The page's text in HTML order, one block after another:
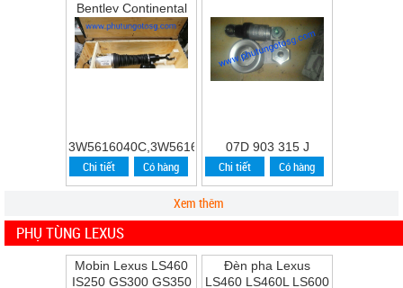
Bentley Continental
Flying Spur Speed
năm 2009
3W5616040C,3W5616039C
Chi tiết Có hàng
07D 903 315 J
Chi tiết Có hàng
Xem thêm
PHỤ TÙNG LEXUS
Mobin Lexus LS460
IS250 GS300 GS350
Đèn pha Lexus
LS460 LS460L LS600